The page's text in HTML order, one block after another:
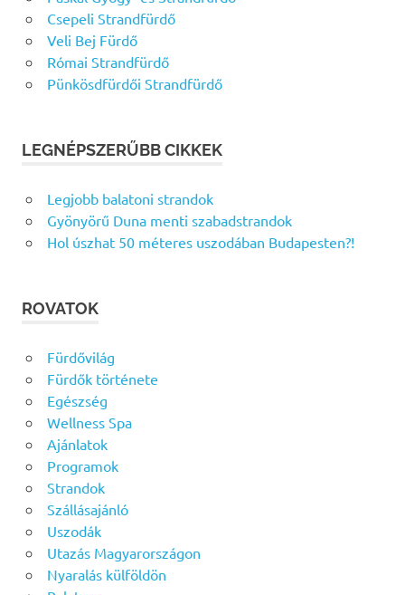
Csepeli Strandfürdő
Veli Bej Fürdő
Római Strandfürdő
Pünkösdfürdői Strandfürdő
LEGNÉPSZERŰBB CIKKEK
Legjobb balatoni strandok
Gyönyörű Duna menti szabadstrandok
Hol úszhat 50 méteres uszodában Budapesten?!
ROVATOK
Fürdővilág
Fürdők története
Egészség
Wellness Spa
Ajánlatok
Programok
Strandok
Szállásajánló
Uszodák
Utazás Magyarországon
Nyaralás külföldön